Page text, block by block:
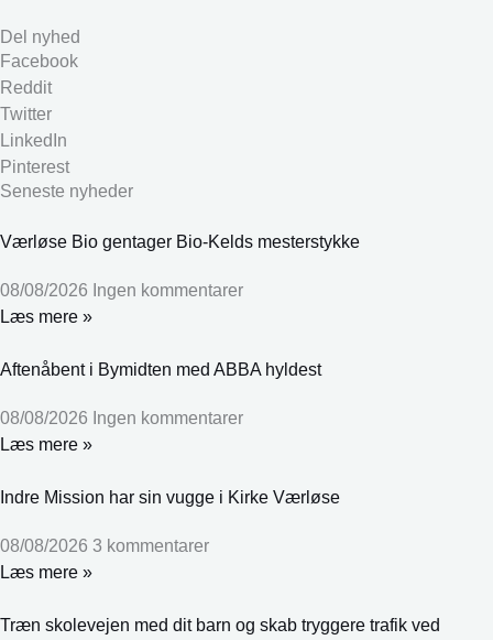
Del nyhed
Facebook
Reddit
Twitter
LinkedIn
Pinterest
Seneste nyheder
Værløse Bio gentager Bio-Kelds mesterstykke
08/08/2026 Ingen kommentarer
Læs mere »
Aftenåbent i Bymidten med ABBA hyldest
08/08/2026 Ingen kommentarer
Læs mere »
Indre Mission har sin vugge i Kirke Værløse
08/08/2026 3 kommentarer
Læs mere »
Træn skolevejen med dit barn og skab tryggere trafik ved